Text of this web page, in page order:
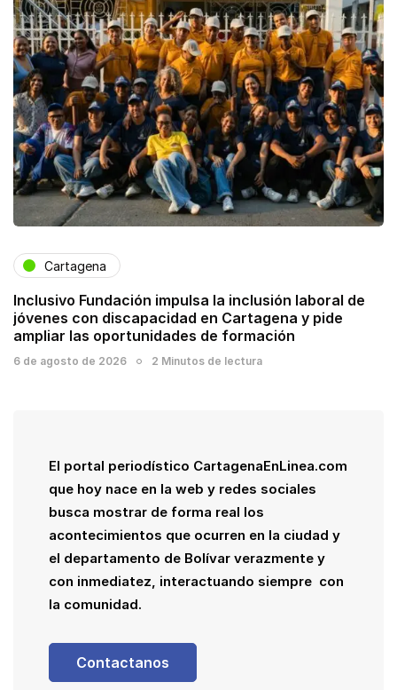
Cartagena
Inclusivo Fundación impulsa la inclusión laboral de
jóvenes con discapacidad en Cartagena y pide
ampliar las oportunidades de formación
6 de agosto de 2026 2 Minutos de lectura
El portal periodístico CartagenaEnLinea.com
que hoy nace en la web y redes sociales
busca mostrar de forma real los
acontecimientos que ocurren en la ciudad y
el departamento de Bolívar verazmente y
con inmediatez, interactuando siempre con
la comunidad.
Contactanos